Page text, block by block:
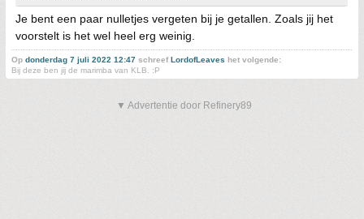
Je bent een paar nulletjes vergeten bij je getallen. Zoals jij het
voorstelt is het wel heel erg weinig.
Op donderdag 7 juli 2022 12:47 schreefLordofLeaves het volgende:
Bij deze ben jij de marimba van KLB. :P
▼ Advertentie door Refinery89